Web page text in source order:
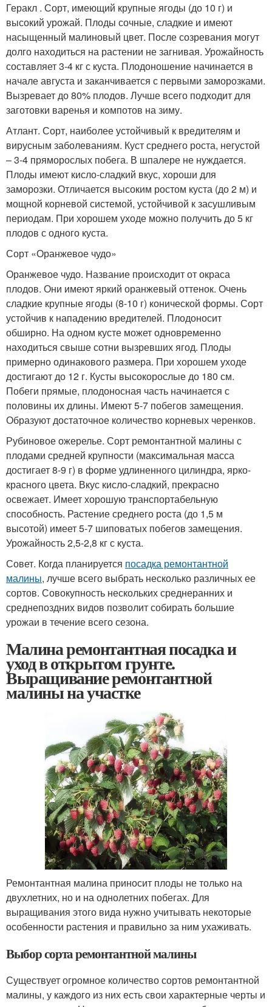
Геракл . Сорт, имеющий крупные ягоды (до 10 г) и
высокий урожай. Плоды сочные, сладкие и имеют
насыщенный малиновый цвет. После созревания могут
долго находиться на растении не загнивая. Урожайность
составляет 3-4 кг с куста. Плодоношение начинается в
начале августа и заканчивается с первыми заморозками.
Вызревает до 80% плодов. Лучше всего подходит для
заготовки варенья и компотов на зиму.
Атлант. Сорт, наиболее устойчивый к вредителям и
вирусным заболеваниям. Куст среднего роста, негустой
– 3-4 пряморослых побега. В шпалере не нуждается.
Плоды имеют кисло-сладкий вкус, хороши для
заморозки. Отличается высоким ростом куста (до 2 м) и
мощной корневой системой, устойчивой к засушливым
периодам. При хорошем уходе можно получить до 5 кг
плодов с одного куста.
Сорт «Оранжевое чудо»
Оранжевое чудо. Название происходит от окраса
плодов. Они имеют яркий оранжевый оттенок. Очень
сладкие крупные ягоды (8-10 г) конической формы. Сорт
устойчив к нападению вредителей. Плодоносит
обширно. На одном кусте может одновременно
находиться свыше сотни вызревших ягод. Плоды
примерно одинакового размера. При хорошем уходе
достигают до 12 г. Кусты высокорослые до 180 см.
Побеги прямые, плодоносная часть начинается с
половины их длины. Имеют 5-7 побегов замещения.
Образуют достаточное количество корневых черенков.
Рубиновое ожерелье. Сорт ремонтантной малины с
плодами средней крупности (максимальная масса
достигает 8-9 г) в форме удлиненного цилиндра, ярко-
красного цвета. Вкус кисло-сладкий, прекрасно
освежает. Имеет хорошую транспортабельную
способность. Растение среднего роста (до 1,5 м
высотой) имеет 5-7 шиповатых побегов замещения.
Урожайность 2,5-2,8 кг с куста.
Совет. Когда планируется посадка ремонтантной
малины, лучше всего выбрать несколько различных ее
сортов. Совокупность нескольких среднеранних и
среднепоздних видов позволит собирать большие
урожаи в течение всего сезона.
Малина ремонтантная посадка и
уход в открытом грунте.
Выращивание ремонтантной
малины на участке
Ремонтантная малина приносит плоды не только на
двухлетних, но и на однолетних побегах. Для
выращивания этого вида нужно учитывать некоторые
особенности растения и правильно за ним ухаживать.
Выбор сорта ремонтантной малины
Существует огромное количество сортов ремонтантной
малины, у каждого из них есть свои характерные черты и